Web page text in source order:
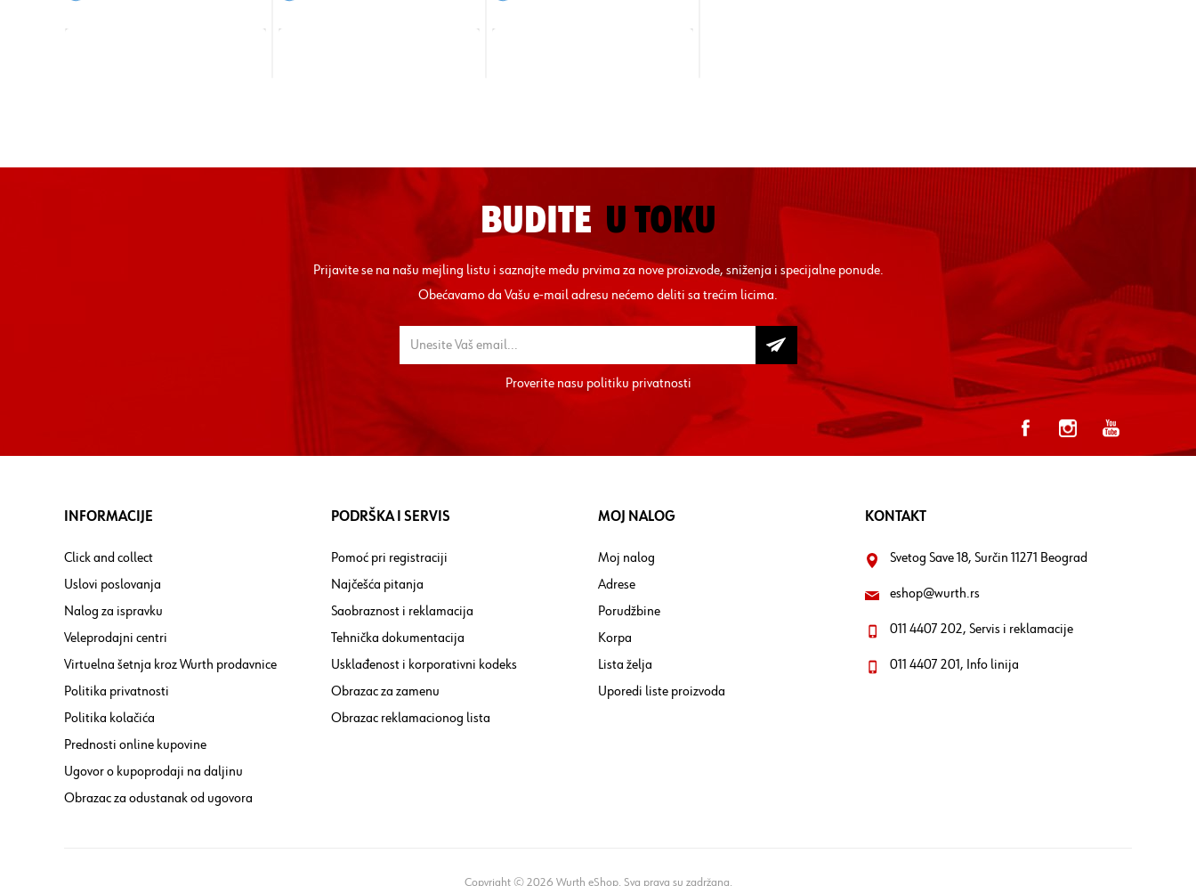
BUDITE U TOKU
Prijavite se na našu mejling listu i saznajte među prvima za nove proizvode, sniženja i specijalne ponude.
Obećavamo da Vašu e-mail adresu nećemo deliti sa trećim licima.
Proverite nasupolitiku privatnosti
INFORMACIJE
Click and collect
Uslovi poslovanja
Nalog za ispravku
Veleprodajni centri
Virtuelna šetnja kroz Wurth prodavnice
Politika privatnosti
Politika kolačića
Prednosti online kupovine
Ugovor o kupoprodaji na daljinu
Obrazac za odustanak od ugovora
PODRŠKA I SERVIS
Pomoć pri registraciji
Najčešća pitanja
Saobraznost i reklamacija
Tehnička dokumentacija
Usklađenost i korporativni kodeks
Obrazac za zamenu
Obrazac reklamacionog lista
MOJ NALOG
Moj nalog
Adrese
Porudžbine
Korpa
Lista želja
Uporedi liste proizvoda
KONTAKT
Svetog Save 18, Surčin 11271 Beograd
eshop@wurth.rs
011 4407 202, Servis i reklamacije
011 4407 201, Info linija
Copyright © 2026 Wurth eShop. Sva prava su zadržana.